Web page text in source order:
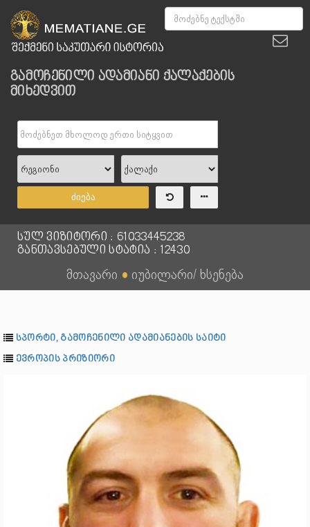
გამოჩენილი ადამიანი ქალაქების
მიხედვით
ძიება
სულ ვიზიტორი : 61033445238
განთავსებული სტატია : 12430
მთავარი ● იუბილარი/ ხსენება
სპორტი, გამოჩენილი ადამიანების საიტი
ევროპის პრიზიორი